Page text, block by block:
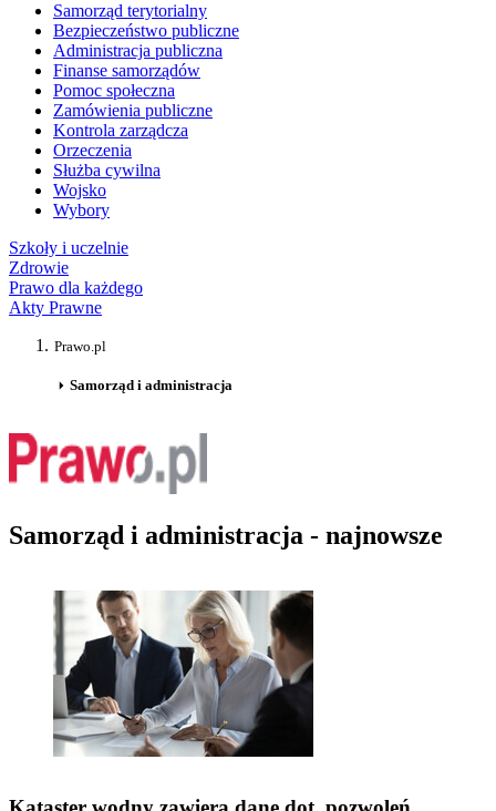
Samorząd terytorialny
Bezpieczeństwo publiczne
Administracja publiczna
Finanse samorządów
Pomoc społeczna
Zamówienia publiczne
Kontrola zarządcza
Orzeczenia
Służba cywilna
Wojsko
Wybory
Szkoły i uczelnie
Zdrowie
Prawo dla każdego
Akty Prawne
Prawo.pl
Samorząd i administracja
Samorząd i administracja - najnowsze